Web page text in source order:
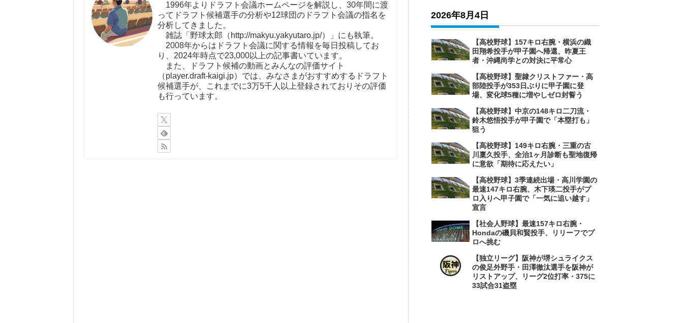
1996年よりドラフト会議ホームページを解説し、30年間に渡
ってドラフト候補選手の分析や12球団のドラフト会議の指名を
分析してきました。
雑誌「野球太郎（http://makyu.yakyutaro.jp/）」にも執筆。
2008年からはドラフト会議に関する情報を毎日投稿してお
り、2024年時点で23,000以上の記事書いています。
また、ドラフト候補の動画とみんなの評価サイト
（player.draft-kaigi.jp）では、みなさまがおすすめするドラフト
候補選手が、これまでに3万5千人以上登録されておりその評価
も行っています。
2026年8月4日
【高校野球】157キロ右腕・横浜の織
田翔希投手が甲子園へ帰還、昨夏王
者・沖縄尚学との対決に平常心
【高校野球】聖隷クリストファー・高
部陸投手が353日ぶりに甲子園に登
場、変化球5種に増やしゼロ封誓う
【高校野球】中京の148キロ二刀流・
鈴木悠悟投手が甲子園で「本塁打も」
狙う
【高校野球】149キロ右腕・三重の古
川稟久投手、全治1ヶ月診断も聖地復帰
に意欲「期待に応えたい」
【高校野球】3季連続出場・高川学園の
最速147キロ右腕、木下瑛二投手がプ
ロ入りへ甲子園で「一気に追い越す」
宣言
【社会人野球】最速157キロ右腕・
Hondaの磯貝和賢投手、リリーフでプ
ロへ挑む
【独立リーグ】阪神が堺シュライクス
の俊足外野手・田澤徹汰選手を阪神が
リストアップ、リーグ2位打率・375に
33試合31盗塁